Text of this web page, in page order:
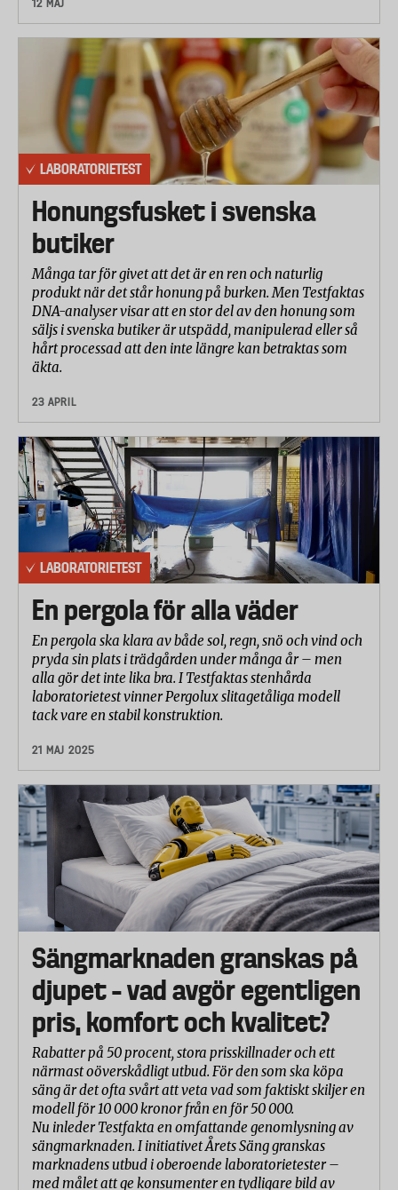
12 MAJ
LABORATORIETEST
Honungsfusket i svenska
butiker
Många tar för givet att det är en ren och naturlig
produkt när det står honung på burken. Men Testfaktas
DNA-analyser visar att en stor del av den honung som
säljs i svenska butiker är utspädd, manipulerad eller så
hårt processad att den inte längre kan betraktas som
äkta.
23 APRIL
LABORATORIETEST
En pergola för alla väder
En pergola ska klara av både sol, regn, snö och vind och
pryda sin plats i trädgården under många år – men
alla gör det inte lika bra. I Testfaktas stenhårda
laboratorietest vinner Pergolux slitagetåliga modell
tack vare en stabil konstruktion.
21 MAJ 2025
Sängmarknaden granskas på
djupet – vad avgör egentligen
pris, komfort och kvalitet?
Rabatter på 50 procent, stora prisskillnader och ett
närmast oöverskådligt utbud. För den som ska köpa
säng är det ofta svårt att veta vad som faktiskt skiljer en
modell för 10 000 kronor från en för 50 000.
Nu inleder Testfakta en omfattande genomlysning av
sängmarknaden. I initiativet Årets Säng granskas
marknadens utbud i oberoende laboratorietester –
med målet att ge konsumenter en tydligare bild av